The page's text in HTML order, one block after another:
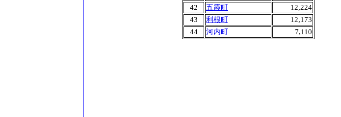
42
五霞町
12,224
43
利根町
12,173
44
河内町 7,110